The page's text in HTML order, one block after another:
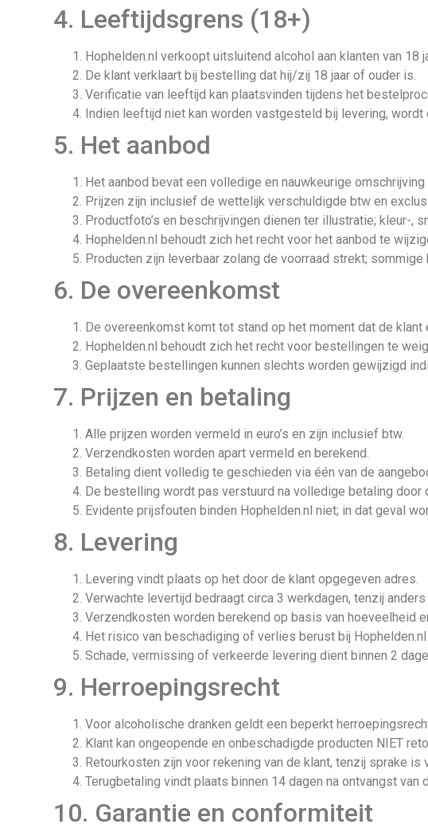
4. Leeftijdsgrens (18+)
Hophelden.nl verkoopt uitsluitend alcohol aan klanten van 18
De klant verklaart bij bestelling dat hij/zij 18 jaar of ouder is.
Verificatie van leeftijd kan plaatsvinden tijdens het
Indien leeftijd niet kan worden vastgesteld bij levering,
5. Het aanbod
Het aanbod bevat een volledige en nauwkeurige
Prijzen zijn inclusief de wettelijk verschuldigde btw en
Productfoto’s en beschrijvingen dienen ter illustratie; kleur-,
Hophelden.nl behoudt zich het recht voor het aanbod te
Producten zijn leverbaar zolang de voorraad strekt;
6. De overeenkomst
De overeenkomst komt tot stand op het moment dat de
Hophelden.nl behoudt zich het recht voor bestellingen te
Geplaatste bestellingen kunnen slechts worden gewijzigd
7. Prijzen en betaling
Alle prijzen worden vermeld in euro’s en zijn inclusief btw.
Verzendkosten worden apart vermeld en berekend.
Betaling dient volledig te geschieden via één van de
De bestelling wordt pas verstuurd na volledige betaling door
Evidente prijsfouten binden Hophelden.nl niet; in dat geval
8. Levering
Levering vindt plaats op het door de klant opgegeven adres.
Verwachte levertijd bedraagt circa 3 werkdagen, tenzij
Verzendkosten worden berekend op basis van hoeveelheid
Het risico van beschadiging of verlies berust bij
Schade, vermissing of verkeerde levering dient binnen 2
9. Herroepingsrecht
Voor alcoholische dranken geldt een beperkt
Klant kan ongeopende en onbeschadigde producten NIET
Retourkosten zijn voor rekening van de klant, tenzij sprake is
Terugbetaling vindt plaats binnen 14 dagen na ontvangst van
10. Garantie en conformiteit